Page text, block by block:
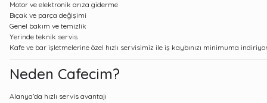
Motor ve elektronik arıza giderme
Bıçak ve parça değişimi
Genel bakım ve temizlik
Yerinde teknik servis
Kafe ve bar işletmelerine özel hızlı servisimiz ile iş kaybınızı minimuma
Neden Cafecim?
Alanya’da hızlı servis avantajı